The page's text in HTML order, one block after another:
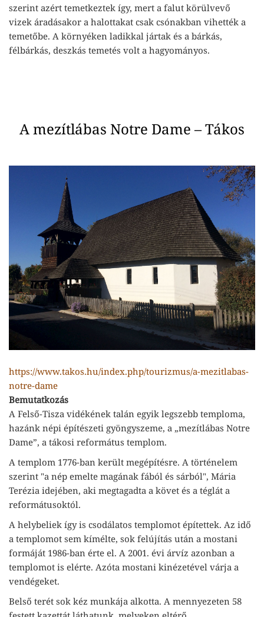
szerint azért temetkeztek így, mert a falut körülvevő
vizek áradásakor a halottakat csak csónakban vihették a
temetőbe. A környéken ladikkal jártak és a bárkás,
félbárkás, deszkás temetés volt a hagyományos.
A mezítlábas Notre Dame – Tákos
https://www.takos.hu/index.php/tourizmus/a-mezitlabas-
notre-dame
Bemutatkozás
A Felső-Tisza vidékének talán egyik legszebb temploma,
hazánk népi építészeti gyöngyszeme, a „mezítlábas Notre
Dame”, a tákosi református templom.
A templom 1776-ban került megépítésre. A történelem
szerint "a nép emelte magának fából és sárból", Mária
Terézia idejében, aki megtagadta a követ és a téglát a
reformátusoktól.
A helybeliek így is csodálatos templomot építettek. Az idő
a templomot sem kímélte, sok felújítás után a mostani
formáját 1986-ban érte el. A 2001. évi árvíz azonban a
templomot is elérte. Azóta mostani kinézetével várja a
vendégeket.
Belső terét sok kéz munkája alkotta. A mennyezeten 58